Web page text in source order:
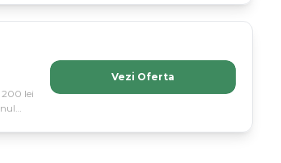
lei
Vezi Oferta